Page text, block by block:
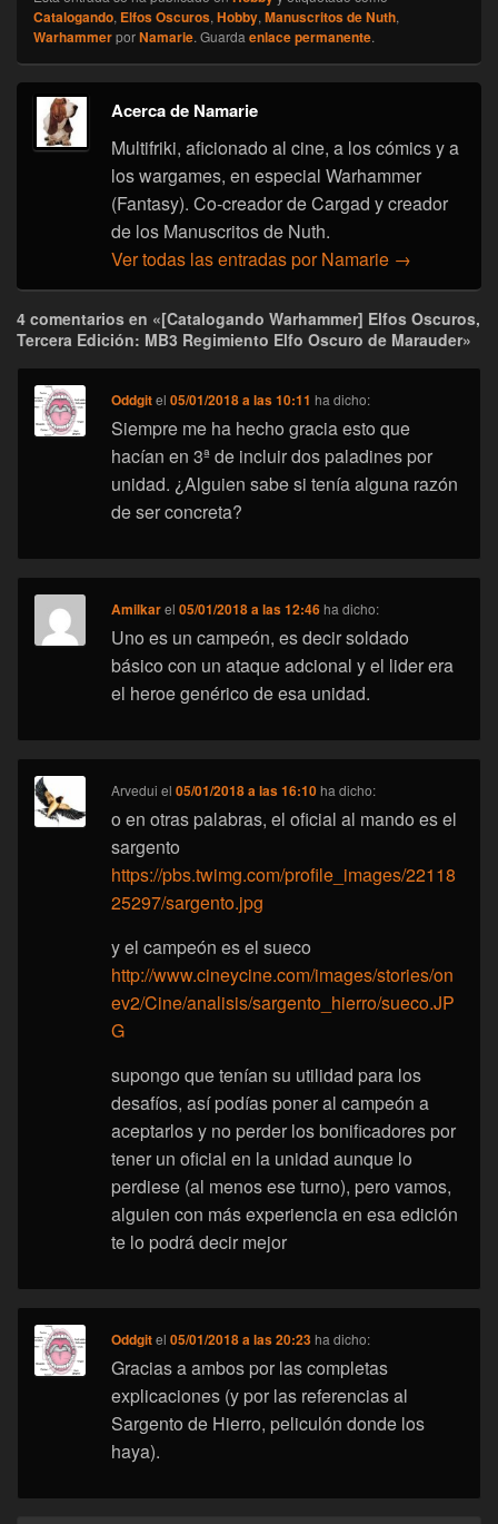
Catalogando, Elfos Oscuros, Hobby, Manuscritos de Nuth,
WarhammerporNamarie. Guarda enlace permanente.
Acerca de Namarie
Multifriki, aficionado al cine, a los cómics y a
los wargames, en especial Warhammer
(Fantasy). Co-creador de Cargad y creador
de los Manuscritos de Nuth.
Ver todas las entradas por Namarie →
4 comentarios en «[Catalogando Warhammer] Elfos Oscuros,
Tercera Edición: MB3 Regimiento Elfo Oscuro de Marauder»
Oddgitel05/01/2018 a las 10:11 ha dicho:
Siempre me ha hecho gracia esto que
hacían en 3ª de incluir dos paladines por
unidad. ¿Alguien sabe si tenía alguna razón
de ser concreta?
Amilkarel05/01/2018 a las 12:46 ha dicho:
Uno es un campeón, es decir soldado
básico con un ataque adcional y el lider era
el heroe genérico de esa unidad.
Arvedui el05/01/2018 a las 16:10 ha dicho:
o en otras palabras, el oficial al mando es el
sargento
https://pbs.twimg.com/profile_images/22118
25297/sargento.jpg
y el campeón es el sueco
http://www.cineycine.com/images/stories/on
ev2/Cine/analisis/sargento_hierro/sueco.JP
G
supongo que tenían su utilidad para los
desafíos, así podías poner al campeón a
aceptarlos y no perder los bonificadores por
tener un oficial en la unidad aunque lo
perdiese (al menos ese turno), pero vamos,
alguien con más experiencia en esa edición
te lo podrá decir mejor
Oddgitel05/01/2018 a las 20:23 ha dicho:
Gracias a ambos por las completas
explicaciones (y por las referencias al
Sargento de Hierro, peliculón donde los
haya).